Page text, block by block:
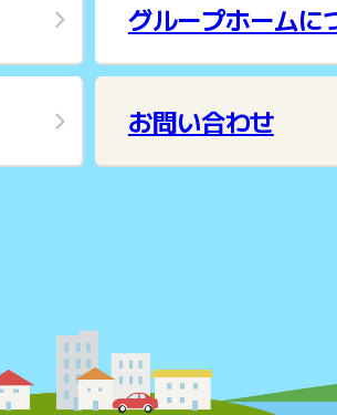
グループホームに
お問い合わせ